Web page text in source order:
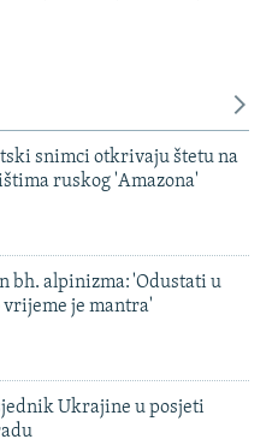
snimci otkrivaju štetu na
ruskog 'Amazona'
bh. alpinizma: 'Odustati u
vrijeme je mantra'
Ukrajine u posjeti